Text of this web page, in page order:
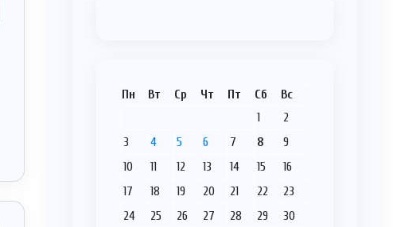
Пн Вт Ср Чт Пт Сб Вс
1
2
3
4 5 6 7 8
9
10
11 12 13 14 15
16
17
18 19 20 21 22
23
24
25 26 27 28 29
30